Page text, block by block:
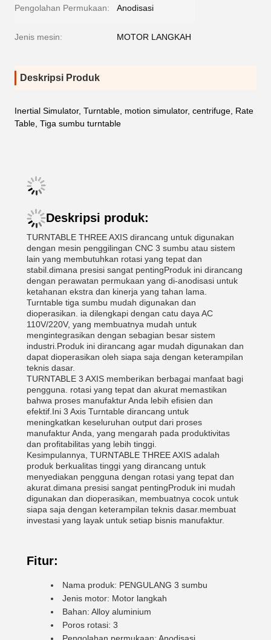
Pengolahan Permukaan: Anodisasi
Jenis mesin: MOTOR LANGKAH
Deskripsi Produk
Inertial Simulator, Turntable, motion simulator, centrifuge, Rate
Table, Tiga sumbu turntable
Deskripsi produk:
TURNTABLE THREE AXIS dirancang untuk digunakan
dengan mesin penggilingan CNC 3 sumbu atau sistem
lain yang membutuhkan rotasi yang tepat dan
stabil.dimana presisi sangat pentingProduk ini dirancang
dengan perawatan permukaan yang di-anodisasi untuk
ketahanan ekstra dan kinerja yang tahan lama.
Turntable tiga sumbu mudah digunakan dan
dioperasikan. ia dilengkapi dengan catu daya AC
110V/220V, yang membuatnya mudah untuk
mengintegrasikan dengan sebagian besar sistem
industri.Produk ini dirancang agar mudah digunakan dan
dapat dioperasikan oleh siapa saja dengan keterampilan
teknis dasar.
TURNTABLE 3 AXIS memberikan berbagai manfaat bagi
pengguna. rotasi yang tepat dan akurat memastikan
bahwa proses manufaktur Anda lebih efisien dan
efektif.Ini 3 Axis Turntable dirancang untuk
meningkatkan keseluruhan output dari proses
manufaktur Anda, yang mengarah pada produktivitas
dan profitabilitas yang lebih tinggi.
Kesimpulannya, TURNTABLE THREE AXIS adalah
produk berkualitas tinggi yang dirancang untuk
menyediakan pengguna dengan rotasi yang tepat dan
akurat.dimana presisi sangat pentingProduk ini mudah
digunakan dan dioperasikan, membuatnya cocok untuk
siapa saja dengan keterampilan teknis dasar.membuat
investasi yang layak untuk setiap bisnis manufaktur.
Fitur:
Nama produk: PENGULANG 3 sumbu
Jenis motor: Motor langkah
Bahan: Alloy aluminium
Poros rotasi: 3